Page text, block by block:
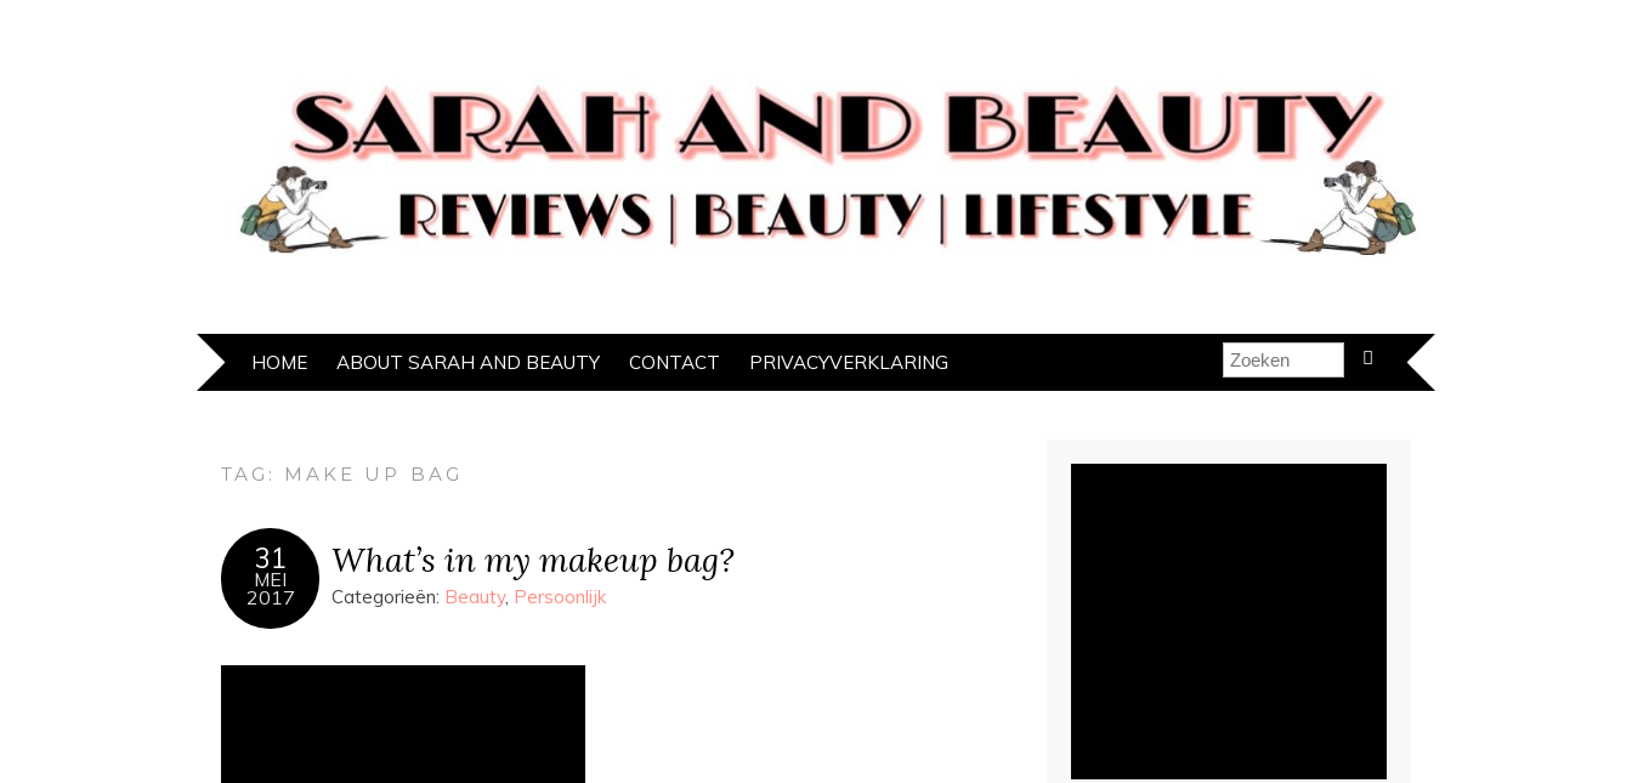
HOME ABOUT SARAH AND BEAUTY CONTACT PRIVACYVERKLARING
TAG: MAKE UP BAG
31
MEI
2017
What’s in my makeup bag?
Categorieën: Beauty, Persoonlijk